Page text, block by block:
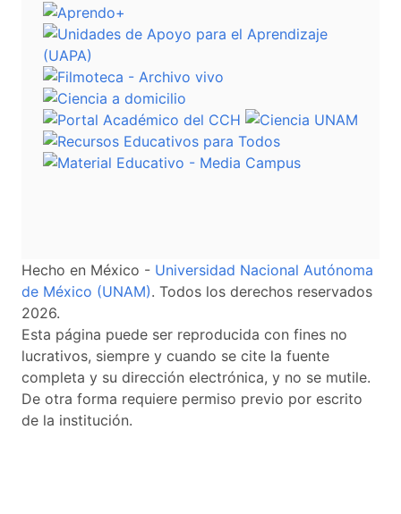
Hecho en México - Universidad Nacional Autónoma
de México (UNAM). Todos los derechos reservados
2026.
Esta página puede ser reproducida con fines no
lucrativos, siempre y cuando se cite la fuente
completa y su dirección electrónica, y no se mutile.
De otra forma requiere permiso previo por escrito
de la institución.